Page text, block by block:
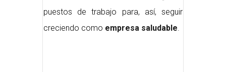
puestos de trabajo para, así, seguir
creciendo como empresa saludable.